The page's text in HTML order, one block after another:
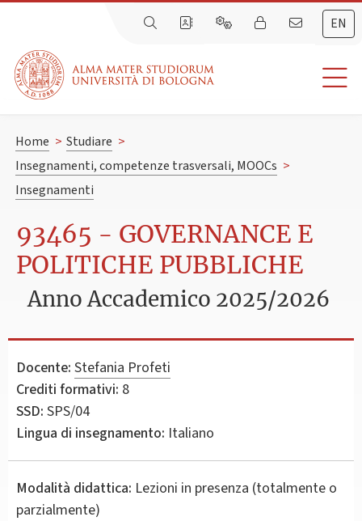
EN
Home > Studiare >
Insegnamenti, competenze trasversali, MOOCs >
Insegnamenti
93465 - GOVERNANCE E
POLITICHE PUBBLICHE
Anno Accademico 2025/2026
Docente: Stefania Profeti
Crediti formativi: 8
SSD: SPS/04
Lingua di insegnamento: Italiano
Modalità didattica: Lezioni in presenza (totalmente o
parzialmente)